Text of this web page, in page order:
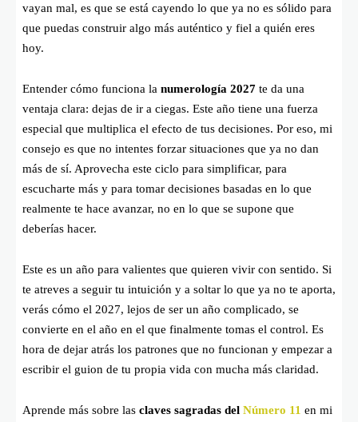
vayan mal, es que se está cayendo lo que ya no es sólido para
que puedas construir algo más auténtico y fiel a quién eres
hoy.
Entender cómo funciona la numerología 2027 te da una
ventaja clara: dejas de ir a ciegas. Este año tiene una fuerza
especial que multiplica el efecto de tus decisiones. Por eso, mi
consejo es que no intentes forzar situaciones que ya no dan
más de sí. Aprovecha este ciclo para simplificar, para
escucharte más y para tomar decisiones basadas en lo que
realmente te hace avanzar, no en lo que se supone que
deberías hacer.
Este es un año para valientes que quieren vivir con sentido. Si
te atreves a seguir tu intuición y a soltar lo que ya no te aporta,
verás cómo el 2027, lejos de ser un año complicado, se
convierte en el año en el que finalmente tomas el control. Es
hora de dejar atrás los patrones que no funcionan y empezar a
escribir el guion de tu propia vida con mucha más claridad.
Aprende más sobre las claves sagradas del Número 11 en mi